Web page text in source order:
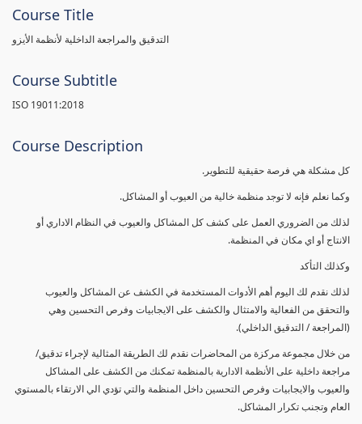
Course Title
التدقيق والمراجعة الداخلية لأنظمة الأيزو
Course Subtitle
ISO 19011:2018
Course Description
كل مشكلة هي فرصة حقيقية للتطوير.
وكما نعلم فإنه لا توجد منظمة خالية من العيوب أو المشاكل.
لذلك من الضروري العمل على كشف كل المشاكل والعيوب في النظام الاداري أو
الانتاج أو اي مكان في المنظمة.
وكذلك التأكد
لذلك نقدم لك اليوم أهم الأدوات المستخدمة في الكشف عن المشاكل والعيوب
والتحقق من الفعالية والامتثال والكشف على الايجابيات وفرص التحسين وهي
(المراجعة / التدقيق الداخلي).
من خلال مجموعة مركزة من المحاضرات نقدم لك الطريقة المثالية لإجراء تدقيق/
مراجعة داخلية على الأنظمة الادارية بالمنظمة تمكنك من الكشف على المشاكل
والعيوب والايجابيات وفرص التحسين داخل المنظمة والتي تؤدي الي الارتقاء بالمستوي
العام وتجنب تكرار المشاكل.